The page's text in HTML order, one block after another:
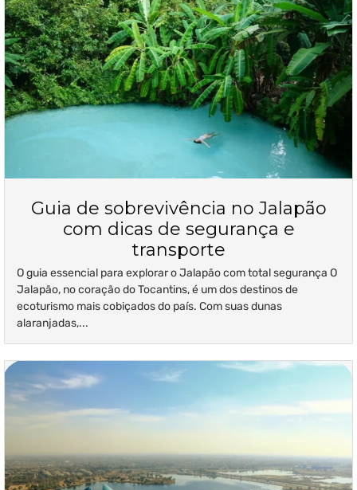
Guia de sobrevivência no Jalapão
com dicas de segurança e
transporte
O guia essencial para explorar o Jalapão com total segurança O
Jalapão, no coração do Tocantins, é um dos destinos de
ecoturismo mais cobiçados do país. Com suas dunas
alaranjadas,...